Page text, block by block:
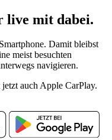
live mit dabei.
Damit bleibst
meist besuchten
navigieren.
auch Apple CarPlay.